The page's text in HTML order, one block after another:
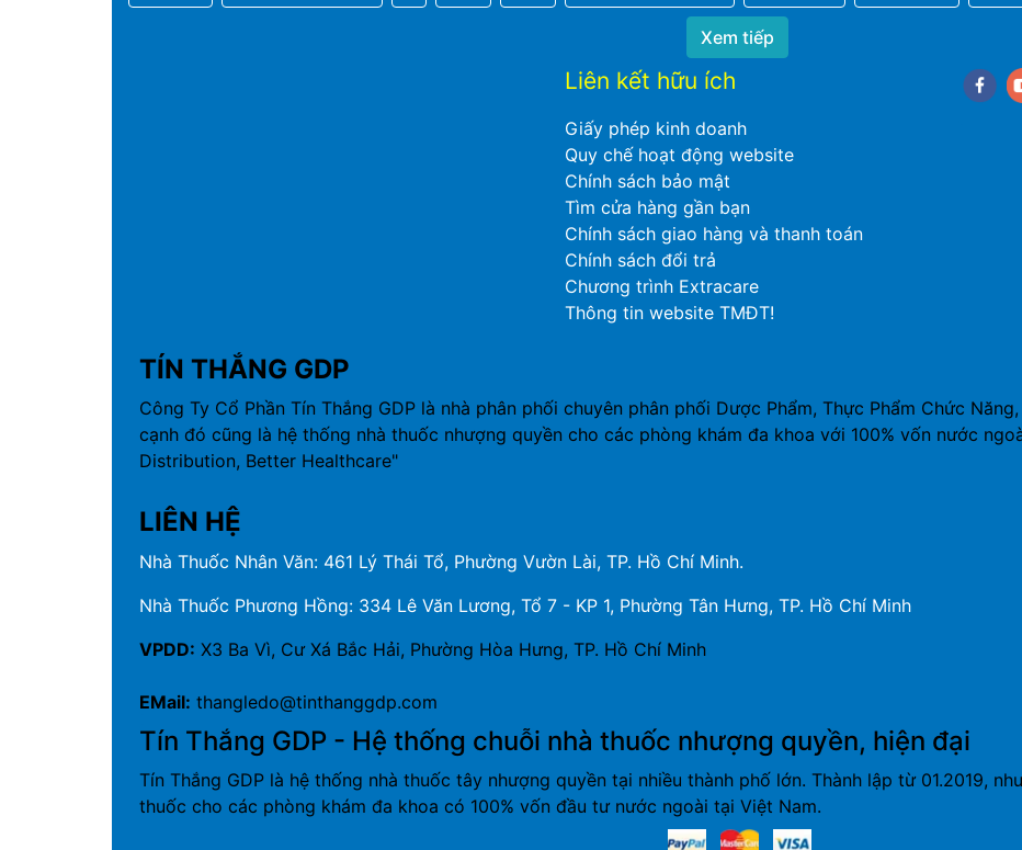
Xem tiếp
Liên kết hữu ích
Giấy phép kinh doanh
Quy chế hoạt động website
Chính sách bảo mật
Tìm cửa hàng gần bạn
Chính sách giao hàng và thanh toán
Chính sách đổi trả
Chương trình Extracare
Thông tin website TMĐT!
TÍN THẮNG GDP
Công Ty Cổ Phần Tín Thắng GDP là nhà phân phối chuyên phân phối Dược Phẩm, Thực Phẩm Chức
cạnh đó cũng là hệ thống nhà thuốc nhượng quyền cho các phòng khám đa khoa với 100% vốn nước
Distribution, Better Healthcare"
LIÊN HỆ
Nhà Thuốc Nhân Văn: 461 Lý Thái Tổ, Phường Vườn Lài, TP. Hồ Chí Minh.
Nhà Thuốc Phương Hồng: 334 Lê Văn Lương, Tổ 7 - KP 1, Phường Tân Hưng, TP. Hồ Chí Minh
VPDD: X3 Ba Vì, Cư Xá Bắc Hải, Phường Hòa Hưng, TP. Hồ Chí Minh
EMail: thangledo@tinthanggdp.com
Tín Thắng GDP - Hệ thống chuỗi nhà thuốc nhượng quyền, hiện đại
Tín Thắng GDP là hệ thống nhà thuốc tây nhượng quyền tại nhiều thành phố lớn. Thành lập từ 01.2019,
thuốc cho các phòng khám đa khoa có 100% vốn đầu tư nước ngoài tại Việt Nam.